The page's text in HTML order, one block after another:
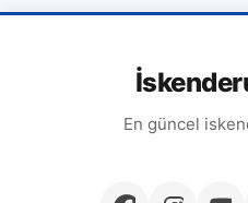
En güncel